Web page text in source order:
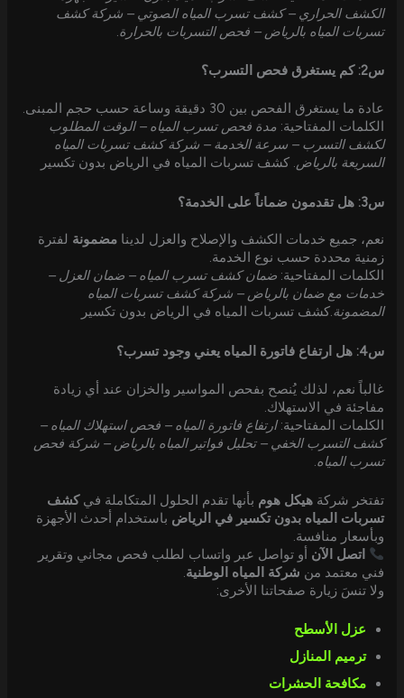
الكشف الحراري – كشف تسرب المياه الصوتي – شركة كشف
تسربات المياه بالرياض – فحص التسربات بالحرارة.
س2: كم يستغرق فحص التسرب؟
عادة ما يستغرق الفحص بين 30 دقيقة وساعة حسب حجم المبنى.
الكلمات المفتاحية: مدة فحص تسرب المياه – الوقت المطلوب
لكشف التسرب – سرعة الخدمة – شركة كشف تسربات المياه
السريعة بالرياض. كشف تسربات المياه في الرياض بدون تكسير
س3: هل تقدمون ضماناً على الخدمة؟
نعم، جميع خدمات الكشف والإصلاح والعزل لدينامضمونة لفترة
زمنية محددة حسب نوع الخدمة.
الكلمات المفتاحية:ضمان كشف تسرب المياه – ضمان العزل –
خدمات مع ضمان بالرياض – شركة كشف تسربات المياه
المضمونة.كشف تسربات المياه في الرياض بدون تكسير
س4: هل ارتفاع فاتورة المياه يعني وجود تسرب؟
غالباً نعم، لذلك يُنصح بفحص المواسير والخزان عند أي زيادة
مفاجئة في الاستهلاك.
الكلمات المفتاحية:ارتفاع فاتورة المياه – فحص استهلاك المياه –
كشف التسرب الخفي – تحليل فواتير المياه بالرياض – شركة فحص
تسرب المياه
تفتخر شركةهيكل هوم بأنها تقدم الحلول المتكاملة فيكشف
تسربات المياه بدون تكسير في الرياض باستخدام أحدث الأجهزة
وبأسعار منافسة.
اتصل الآن أو تواصل عبر واتساب لطلب فحص مجاني وتقرير
فني معتمد من شركة المياه الوطنية.
ولا تنسَ زيارة صفحاتنا الأخرى:
عزل الأسطح
ترميم المنازل
مكافحة الحشرات